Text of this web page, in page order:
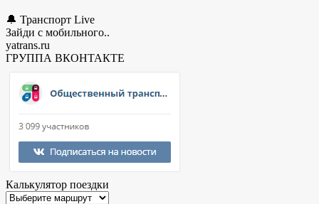
🔔 Транспорт Live
Зайди с мобильного..
yatrans.ru
ГРУППА ВКОНТАКТЕ
Калькулятор поездки